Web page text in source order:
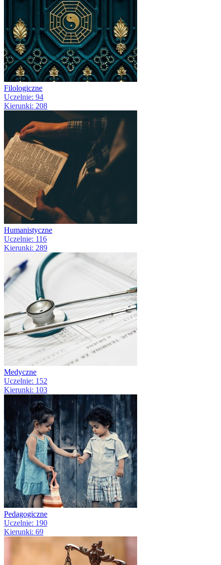
Filologiczne
Uczelnie: 94
Kierunki: 208
Humanistyczne
Uczelnie: 116
Kierunki: 289
Medyczne
Uczelnie: 152
Kierunki: 103
Pedagogiczne
Uczelnie: 190
Kierunki: 69